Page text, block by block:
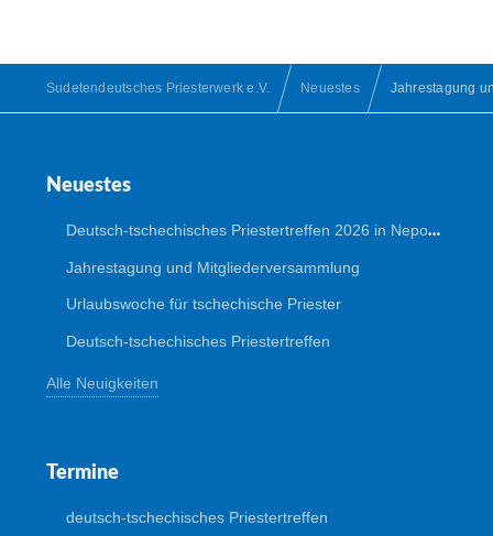
Sudetendeutsches Priesterwerk e.V. Neuestes Jahrestagung
Neuestes
Deutsch-tschechisches Priestertreffen 2026 in Nepomuk
Jahrestagung und Mitgliederversammlung
Urlaubswoche für tschechische Priester
Deutsch-tschechisches Priestertreffen
Alle Neuigkeiten
Termine
deutsch-tschechisches Priestertreffen